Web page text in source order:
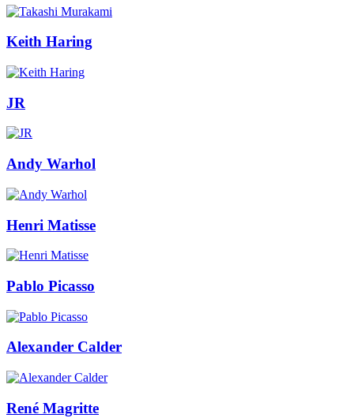
Keith Haring
JR
Andy Warhol
Henri Matisse
Pablo Picasso
Alexander Calder
René Magritte